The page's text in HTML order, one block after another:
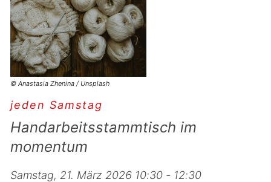
© Anastasia Zhenina / Unsplash
jeden Samstag
Handarbeitsstammtisch im
momentum
Samstag, 21. März 2026 10:30 - 12:30